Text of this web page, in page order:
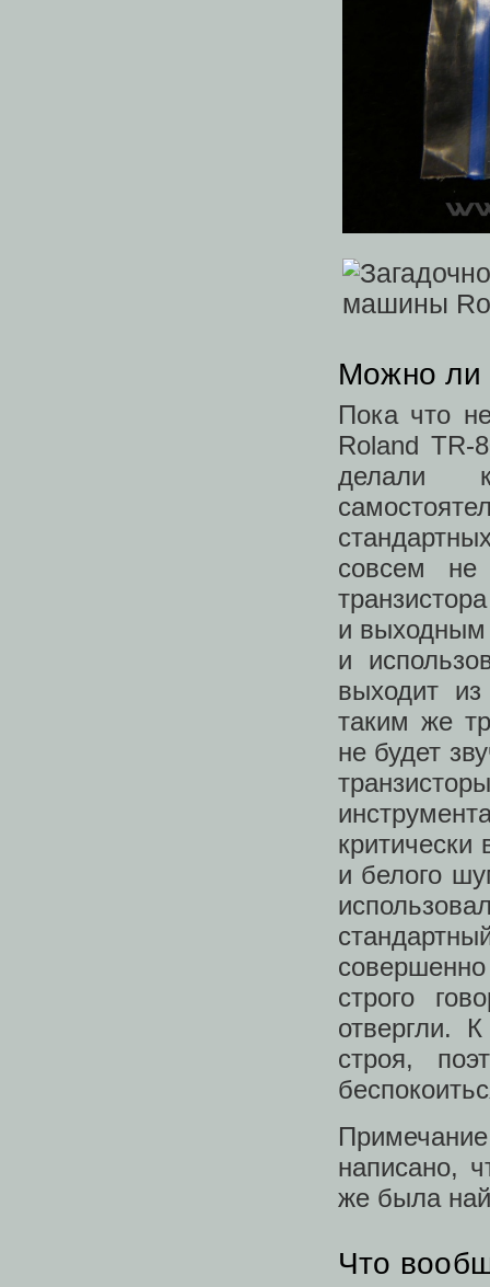
Можно ли
Пока что
Roland TR-
делали
совсем не
и выходным
и
выходит
таким же
не будет
и белого
строго
отвергли.
строя,
написано,
же была
Что